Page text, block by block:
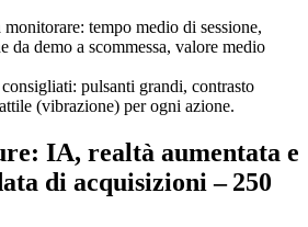
tempo medio di sessione,
da demo a scommessa, valore medio
pulsanti grandi, contrasto
(vibrazione) per ogni azione.
IA, realtà aumentata e
di acquisizioni – 250